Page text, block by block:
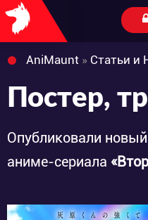
AniMaunt » Статьи и
Опубликовали
аниме-сериала